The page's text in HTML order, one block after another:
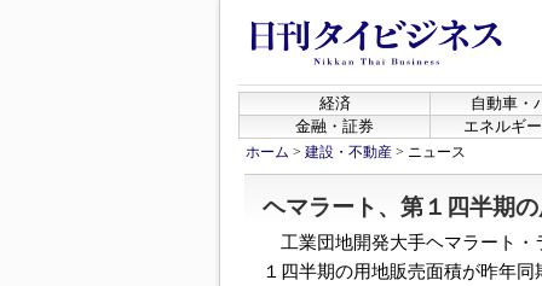
経済
自動車・
金融・証券
エネルギ
ホーム > 建設・不動産 > ニュース
ヘマラート、第１四半期
工業団地開発大手ヘマラート・
１四半期の用地販売面積が昨年